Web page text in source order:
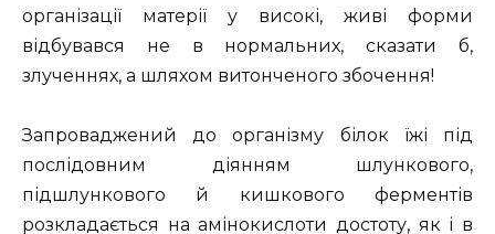
організації матерії у високі, живі форми
відбувався не в нормальних, сказати б,
злученнях, а шляхом витонченого збочення!
Запроваджений до організму білок їжі під
послідовним діянням шлункового,
підшлункового й кишкового ферментів
розкладається на амінокислоти достоту, як і в